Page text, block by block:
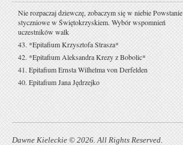
Nie rozpaczaj dziewczę, zobaczym się w niebie Powstanie
styczniowe w Świętokrzyskiem. Wybór wspomnień
uczestników walk
43. *Epitafium Krzysztofa Strasza*
42. *Epitafium Aleksandra Krezy z Bobolic*
41. Epitafium Ernsta Wilhelma von Derfelden
40. Epitafium Jana Jędrzejko
Dawne Kieleckie © 2026. All Rights Reserved.